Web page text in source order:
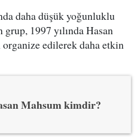
daha düşük yoğunluklu
grup, 1997 yılında Hasan
edilerek daha etkin
Mahsum kimdir?